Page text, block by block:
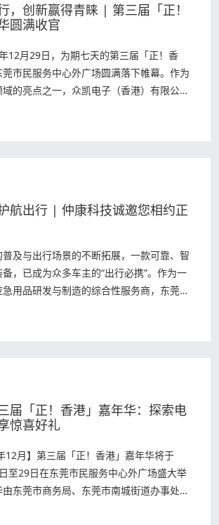
，创新赢得青睐 | 第三届「正！
圆满收官
12月29日，为期七天的第三届「正！香
市民服务中心外广场圆满落下帷幕。作为
的亮点之一，众凯电子（香港）有限公司
航出行 | 仲康科技诚邀您相约正
及与出行场景的不断拓展，一款可靠、智
，已成为众多车主的“出行必携”。作为一
用品研发与制造的综合性服务商，东莞市
届「正！香港」嘉年华：探索电
惊喜好礼
12月】第三届「正！香港」嘉年华将于
至29日在东莞市民服务中心外广场盛大举
东莞市商务局、东莞市南城街道办事处及